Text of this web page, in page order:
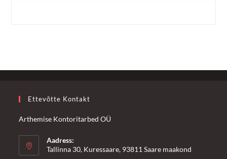
Ettevõtte Kontakt
Arthemise Kontoritarbed OÜ
Aadress:
Tallinna 30, Kuressaare, 93811 Saare maakond